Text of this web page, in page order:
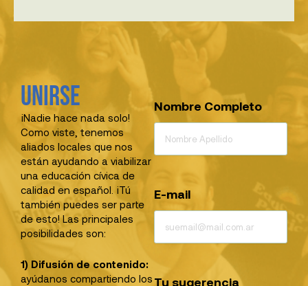
Unirse
¡Nadie hace nada solo!
Como viste, tenemos
aliados locales que nos
están ayudando a viabilizar
una educación cívica de
calidad en español. ¡Tú
también puedes ser parte
de esto! Las principales
posibilidades son:
1) Difusión de contenido:
ayúdanos compartiendo los
Nombre Completo
E-mail
Tu sugerencia